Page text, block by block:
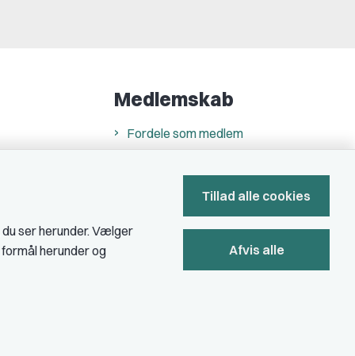
Medlemskab
Fordele som medlem
Bliv medlem
ser herunder. Vælger
herunder og
Tillad alle cookies
Afvis alle